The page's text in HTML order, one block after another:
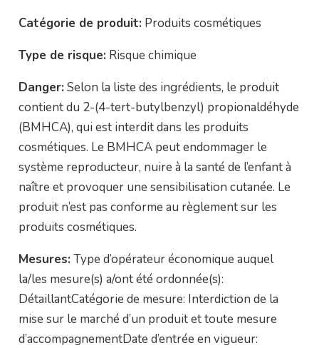
Catégorie de produit: Produits cosmétiques
Type de risque: Risque chimique
Danger: Selon la liste des ingrédients, le produit
contient du 2-(4-tert-butylbenzyl) propionaldéhyde
(BMHCA), qui est interdit dans les produits
cosmétiques. Le BMHCA peut endommager le
système reproducteur, nuire à la santé de l’enfant à
naître et provoquer une sensibilisation cutanée. Le
produit n’est pas conforme au règlement sur les
produits cosmétiques.
Mesures: Type d’opérateur économique auquel
la/les mesure(s) a/ont été ordonnée(s):
DétaillantCatégorie de mesure: Interdiction de la
mise sur le marché d’un produit et toute mesure
d’accompagnementDate d’entrée en vigueur: